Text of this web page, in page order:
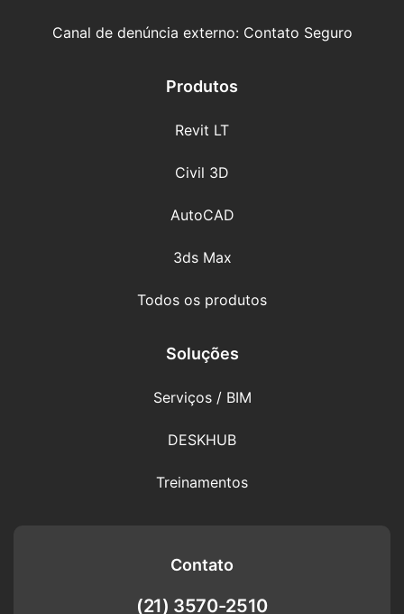
Canal de denúncia externo: Contato Seguro
Produtos
Revit LT
Civil 3D
AutoCAD
3ds Max
Todos os produtos
Soluções
Serviços / BIM
DESKHUB
Treinamentos
Contato
(21) 3570-2510